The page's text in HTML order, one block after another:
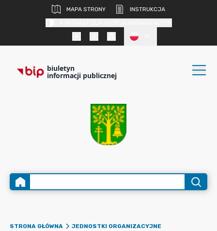
MAPA STRONY
INSTRUKCJA
biuletyn
informacji publicznej
STRONA GŁÓWNA
JEDNOSTKI ORGANIZACYJNE